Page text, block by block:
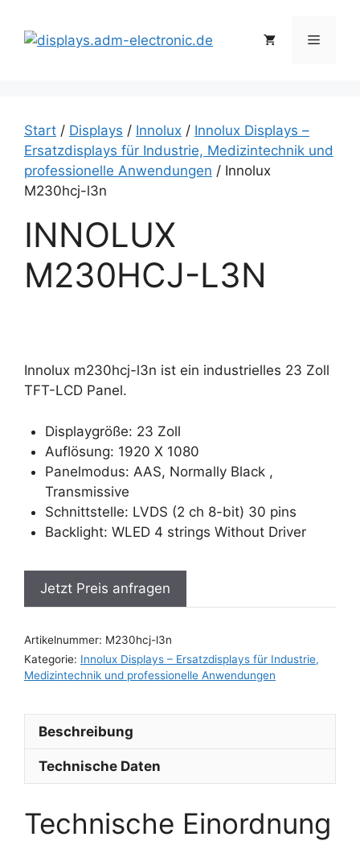
Inhalt
springen
Menü
Start / Displays / Innolux / Innolux Displays –
Ersatzdisplays für Industrie, Medizintechnik und
professionelle Anwendungen / Innolux
M230hcj-l3n
INNOLUX
M230HCJ-L3N
Innolux m230hcj-l3n ist ein industrielles 23 Zoll
TFT-LCD Panel.
Displaygröße: 23 Zoll
Auflösung: 1920 X 1080
Panelmodus: AAS, Normally Black ,
Transmissive
Schnittstelle: LVDS (2 ch 8-bit) 30 pins
Backlight: WLED 4 strings Without Driver
Jetzt Preis anfragen
Artikelnummer: M230hcj-l3n
Kategorie: Innolux Displays – Ersatzdisplays für Industrie,
Medizintechnik und professionelle Anwendungen
Beschreibung
Technische Daten
Technische Einordnung